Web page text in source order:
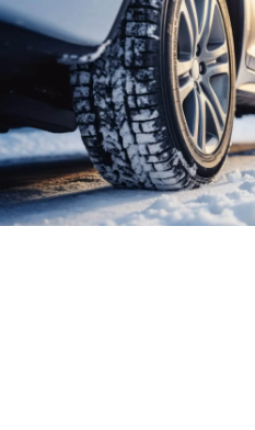
Bestel voordelig
Gratis bezorgd of montage bij
Seizoen: